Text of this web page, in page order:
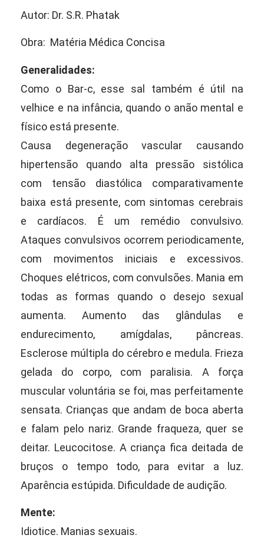
Autor: Dr. S.R. Phatak
Obra: Matéria Médica Concisa
Generalidades:
Como o Bar-c, esse sal também é útil na
velhice e na infância, quando o anão mental e
físico está presente.
Causa degeneração vascular causando
hipertensão quando alta pressão sistólica
com tensão diastólica comparativamente
baixa está presente, com sintomas cerebrais
e cardíacos. É um remédio convulsivo.
Ataques convulsivos ocorrem periodicamente,
com movimentos iniciais e excessivos.
Choques elétricos, com convulsões. Mania em
todas as formas quando o desejo sexual
aumenta. Aumento das glândulas e
endurecimento, amígdalas, pâncreas.
Esclerose múltipla do cérebro e medula. Frieza
gelada do corpo, com paralisia. A força
muscular voluntária se foi, mas perfeitamente
sensata. Crianças que andam de boca aberta
e falam pelo nariz. Grande fraqueza, quer se
deitar. Leucocitose. A criança fica deitada de
bruços o tempo todo, para evitar a luz.
Aparência estúpida. Dificuldade de audição.
Mente:
Idiotice. Manias sexuais.